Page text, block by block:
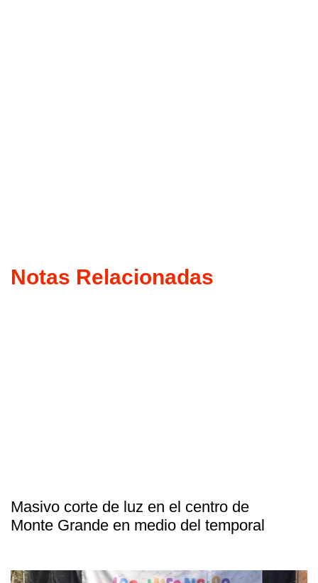
Notas Relacionadas
Masivo corte de luz en el centro de
Monte Grande en medio del temporal